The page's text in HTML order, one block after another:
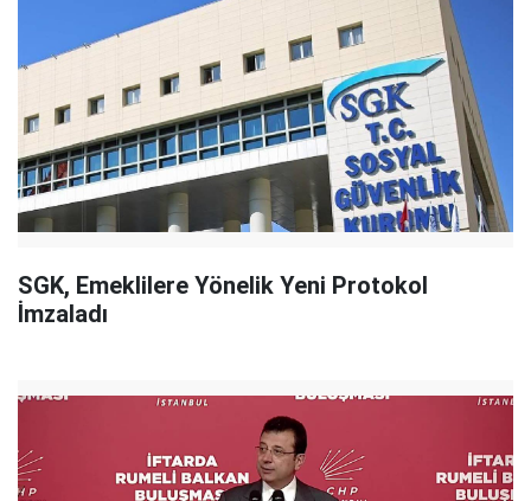
SGK, Emeklilere Yönelik Yeni Protokol
İmzaladı